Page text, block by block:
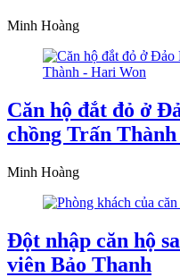
Minh Hoàng
Căn hộ đắt đỏ ở
chồng Trấn
Minh Hoàng
Đột nhập căn hộ
viên Bảo Thanh